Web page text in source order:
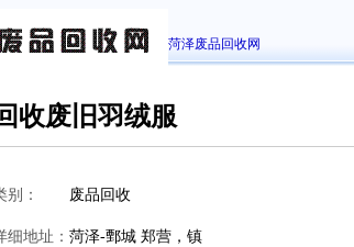
菏泽废品回收网
收废旧羽绒服
别： 废品回收
细地址： 菏泽-鄄城 郑营，镇